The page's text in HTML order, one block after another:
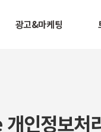
광고&마케팅
인정보처